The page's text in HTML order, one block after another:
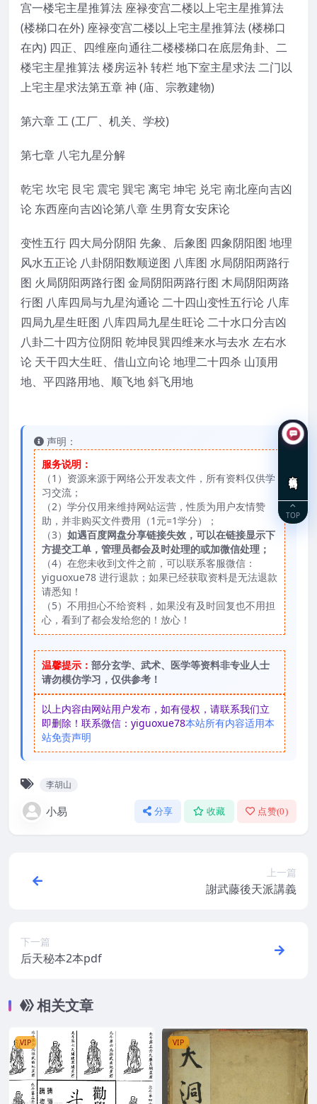
宫一楼宅主星推算法 座禄变宫二楼以上宅主星推算法
(楼梯口在外) 座禄变宫二楼以上宅主星推算法 (楼梯口
在內) 四正、四维座向通往二楼楼梯口在底层角卦、二
楼宅主星推算法 楼房运补 转栏 地下室主星求法 二门以
上宅主星求法第五章 神 (庙、宗教建物)
第六章 工 (工厂、机关、学校)
第七章 八宅九星分解
乾宅 坎宅 艮宅 震宅 巽宅 离宅 坤宅 兑宅 南北座向吉凶
论 东西座向吉凶论第八章 生男育女安床论
变性五行 四大局分阴阳 先象、后象图 四象阴阳图 地理
风水五正论 八卦阴阳数顺逆图 八库图 水局阴阳两路行
图 火局阴阳两路行图 金局阴阳两路行图 木局阴阳两路
行图 八库四局与九星沟通论 二十四山变性五行论 八库
四局九星生旺图 八库四局九星生旺论 二十水口分吉凶
八卦二十四方位阴阳 乾坤艮巽四维来水与去水 左右水
论 天干四大生旺、借山立向论 地理二十四杀 山顶用
地、平四路用地、顺飞地 斜飞用地
声明：
服务说明：
（1）资源来源于网络公开发表文件，所有资料仅供学
习交流；
（2）学分仅用来维持网站运营，性质为用户友情赞
助，并非购买文件费用（1元=1学分）；
（3） 如遇百度网盘分享链接失效，可以在链接显示下
方提交工单，管理员都会及时处理的或加微信处理；
（4）在您未收到文件之前，可以联系客服微信：
yiguoxue78 进行退款；如果已经获取资料是无法退款
请悉知！
（5）不用担心不给资料，如果没有及时回复也不用担
心，看到了都会发给您的！放心！
温馨提示： 部分玄学、武术、医学等资料非专业人士
请勿模仿学习，仅供参考！
以上内容由网站用户发布，如有侵权，请联系我们立
即删除！联系微信：yiguoxue78本站所有内容适用本
站免责声明
李胡山
小易 分享 收藏 点赞(0)
上一篇
謝武藤後天派講義
下一篇
后天秘本2本pdf
相关文章
VIP VIP
TOP